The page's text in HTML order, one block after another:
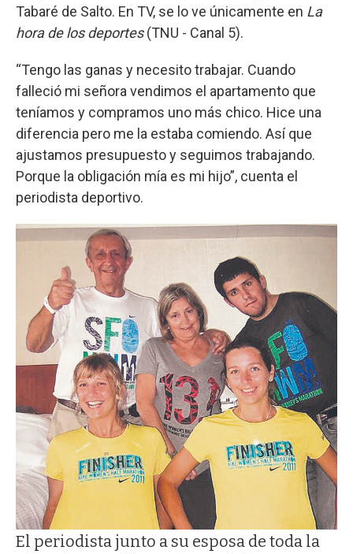
Tabaré de Salto. En TV, se lo ve únicamente en La
hora de los deportes(TNU - Canal 5).
“Tengo las ganas y necesito trabajar. Cuando
falleció mi señora vendimos el apartamento que
teníamos y compramos uno más chico. Hice una
diferencia pero me la estaba comiendo. Así que
ajustamos presupuesto y seguimos trabajando.
Porque la obligación mía es mi hijo”, cuenta el
periodista deportivo.
El periodista junto a su esposa de toda la